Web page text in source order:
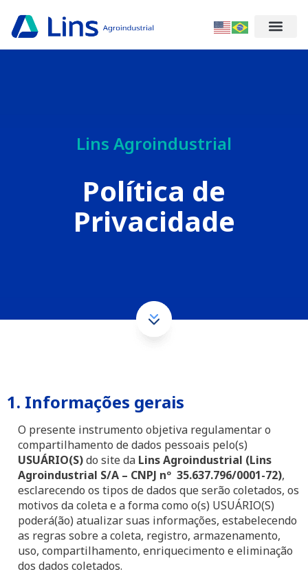
Lins Agroindustrial
Política de
Privacidade
1. Informações gerais
O presente instrumento objetiva regulamentar o
compartilhamento de dados pessoais pelo(s)
USUÁRIO(S)do site da Lins Agroindustrial (Lins
Agroindustrial S/A – CNPJ nº 35.637.796/0001-72),
esclarecendo os tipos de dados que serão coletados, os
motivos da coleta e a forma como o(s) USUÁRIO(S)
poderá(ão) atualizar suas informações, estabelecendo
as regras sobre a coleta, registro, armazenamento,
uso, compartilhamento, enriquecimento e eliminação
dos dados coletados.